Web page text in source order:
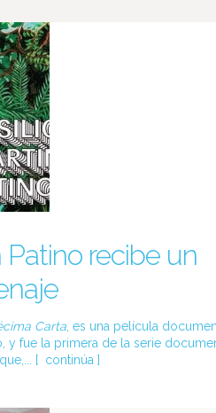
Patino recibe un
Carta , es una película
y fue la primera de la serie
[ continúa ]